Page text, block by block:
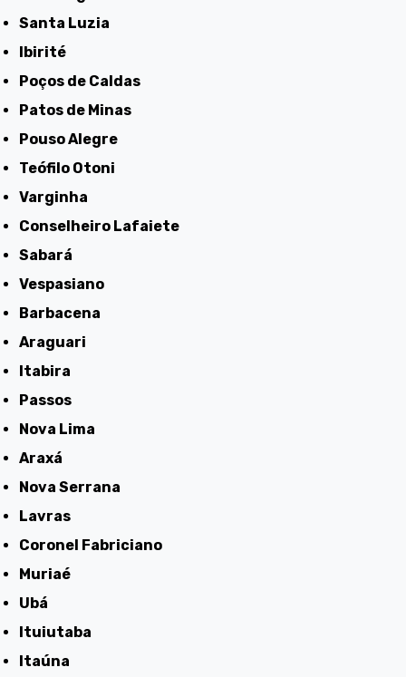
Santa Luzia
Ibirité
Poços de Caldas
Patos de Minas
Pouso Alegre
Teófilo Otoni
Varginha
Conselheiro Lafaiete
Sabará
Vespasiano
Barbacena
Araguari
Itabira
Passos
Nova Lima
Araxá
Nova Serrana
Lavras
Coronel Fabriciano
Muriaé
Ubá
Ituiutaba
Itaúna